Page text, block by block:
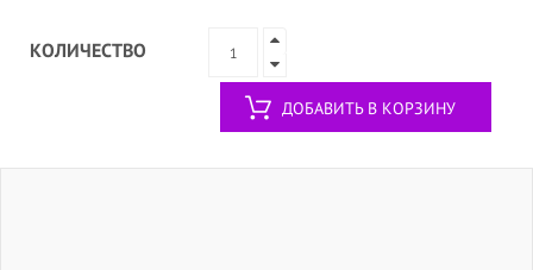
КОЛИЧЕСТВО
ДОБАВИТЬ В КОРЗИНУ